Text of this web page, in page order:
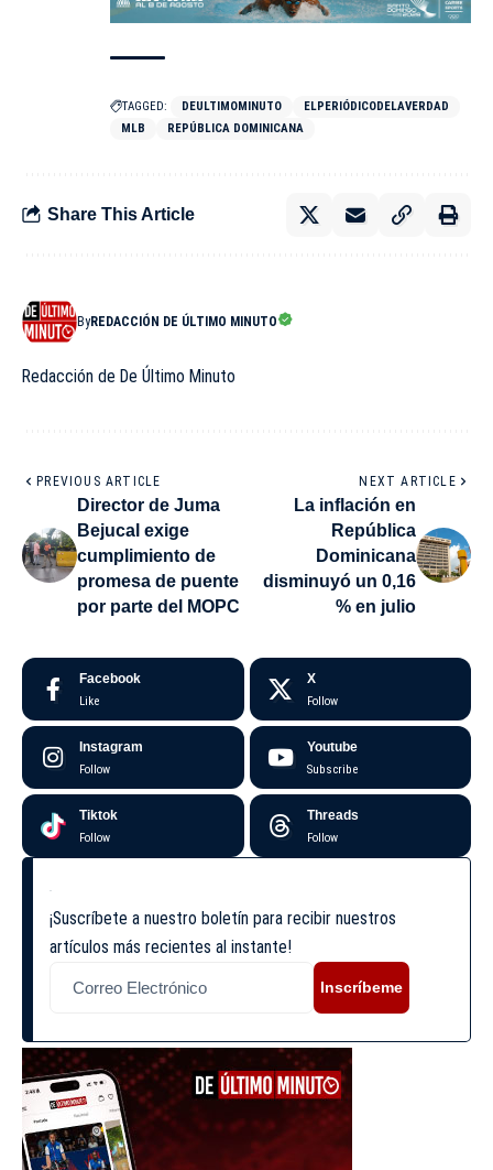
TAGGED: DEULTIMOMINUTO
ELPERIÓDICODELAVERDAD
MLB
REPÚBLICA DOMINICANA
Share This Article
ByREDACCIÓN DE ÚLTIMO MINUTO
Redacción de De Último Minuto
PREVIOUS ARTICLE
Director de Juma
Bejucal exige
cumplimiento de
promesa de puente
por parte del MOPC
NEXT ARTICLE
La inflación en
República
Dominicana
disminuyó un 0,16
% en julio
Facebook
Like
X
Follow
Instagram
Follow
Youtube
Subscribe
Tiktok
Follow
Threads
Follow
¡Suscríbete a nuestro boletín para recibir nuestros
artículos más recientes al instante!
Inscríbeme